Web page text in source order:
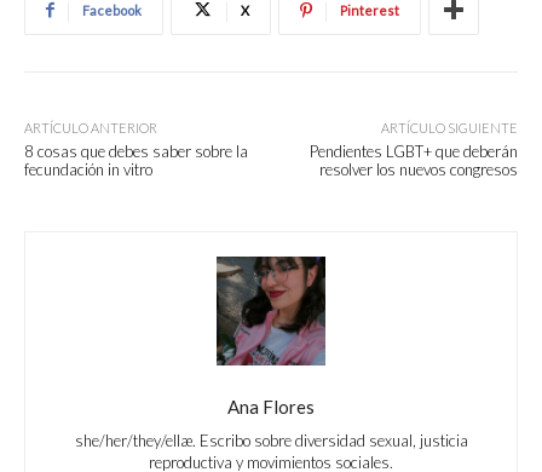
Facebook X Pinterest
ARTÍCULO ANTERIOR
8 cosas que debes saber sobre la
fecundación in vitro
ARTÍCULO SIGUIENTE
Pendientes LGBT+ que deberán
resolver los nuevos congresos
Ana Flores
she/her/they/ellæ. Escribo sobre diversidad sexual, justicia
reproductiva y movimientos sociales.